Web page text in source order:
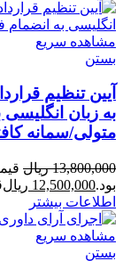
مشاهده سریع
بستن
آیین تنظیم
به زبان
متولی/سمانه
13,800,000 ریال
بود.12,500,000 ریال
اطلاعات بیشتر
مشاهده سریع
بستن